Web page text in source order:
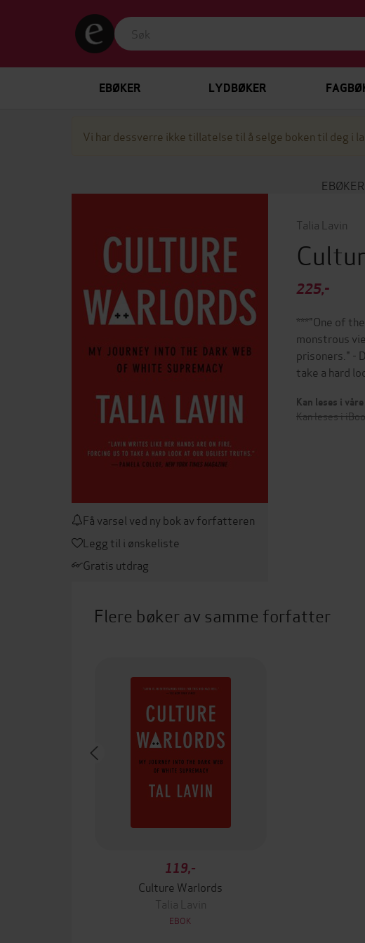
EBØKER LYDBØKER
Vi har dessverre ikke tillatelse til å selge boken til deg i
EBØKER
Få varsel ved ny bok av forfatteren
Legg til i ønskeliste
Gratis utdrag
Talia Lavin
225,-
***"One of
monstrous
prisoners." -
take a hard
Kan leses i
Kan leses i
Flere bøker av samme forfatter
119,-
Culture Warlords
Talia Lavin
EBOK